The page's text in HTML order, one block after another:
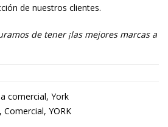
de nuestros clientes.
de tener ¡las mejores marcas a
comercial, York
, Comercial, YORK